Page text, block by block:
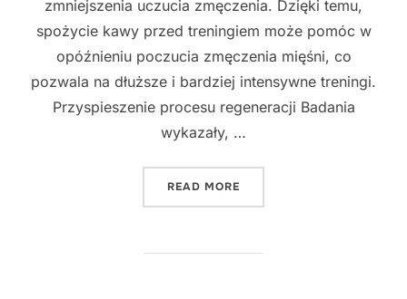
zmniejszenia uczucia zmęczenia. Dzięki temu,
spożycie kawy przed treningiem może pomóc w
opóźnieniu poczucia zmęczenia mięśni, co
pozwala na dłuższe i bardziej intensywne treningi.
Przyspieszenie procesu regeneracji Badania
wykazały, …
READ MORE